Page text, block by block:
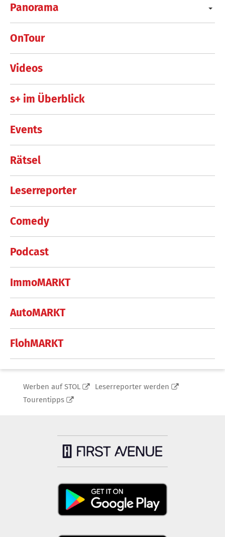
Panorama
OnTour
Videos
s+ im Überblick
Events
Rätsel
Leserreporter
Comedy
Podcast
ImmoMARKT
AutoMARKT
FlohMARKT
Werben auf STOL
Leserreporter werden
Tourentipps